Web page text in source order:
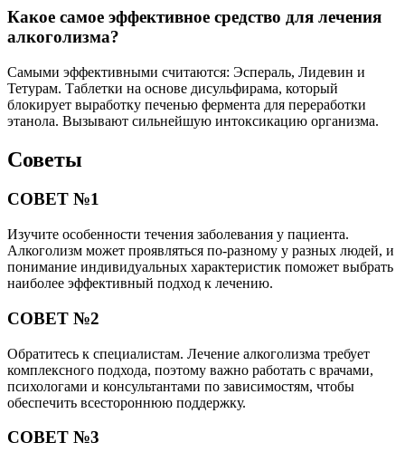
Какое самое эффективное средство для лечения
алкоголизма?
Самыми эффективными считаются: Эспераль, Лидевин и
Тетурам. Таблетки на основе дисульфирама, который
блокирует выработку печенью фермента для переработки
этанола. Вызывают сильнейшую интоксикацию организма.
Советы
СОВЕТ №1
Изучите особенности течения заболевания у пациента.
Алкоголизм может проявляться по-разному у разных людей, и
понимание индивидуальных характеристик поможет выбрать
наиболее эффективный подход к лечению.
СОВЕТ №2
Обратитесь к специалистам. Лечение алкоголизма требует
комплексного подхода, поэтому важно работать с врачами,
психологами и консультантами по зависимостям, чтобы
обеспечить всестороннюю поддержку.
СОВЕТ №3